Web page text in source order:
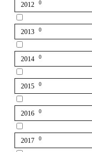
2012 0
2013 0
2014 0
2015 0
2016 0
2017 0